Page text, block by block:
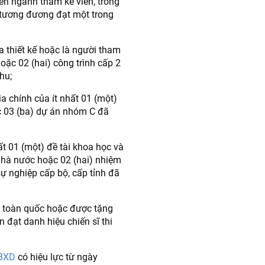
đương đạt một trong
thiết kế hoặc là người tham
02 (hai) công trình cấp 2
chính của ít nhất 01 (một)
(ba) dự án nhóm C đã
01 (một) đề tài khoa học và
nước hoặc 02 (hai) nhiệm
nghiệp cấp bộ, cấp tỉnh đã
quốc hoặc được tặng
đạt danh hiệu chiến sĩ thi
có hiệu lực từ ngày